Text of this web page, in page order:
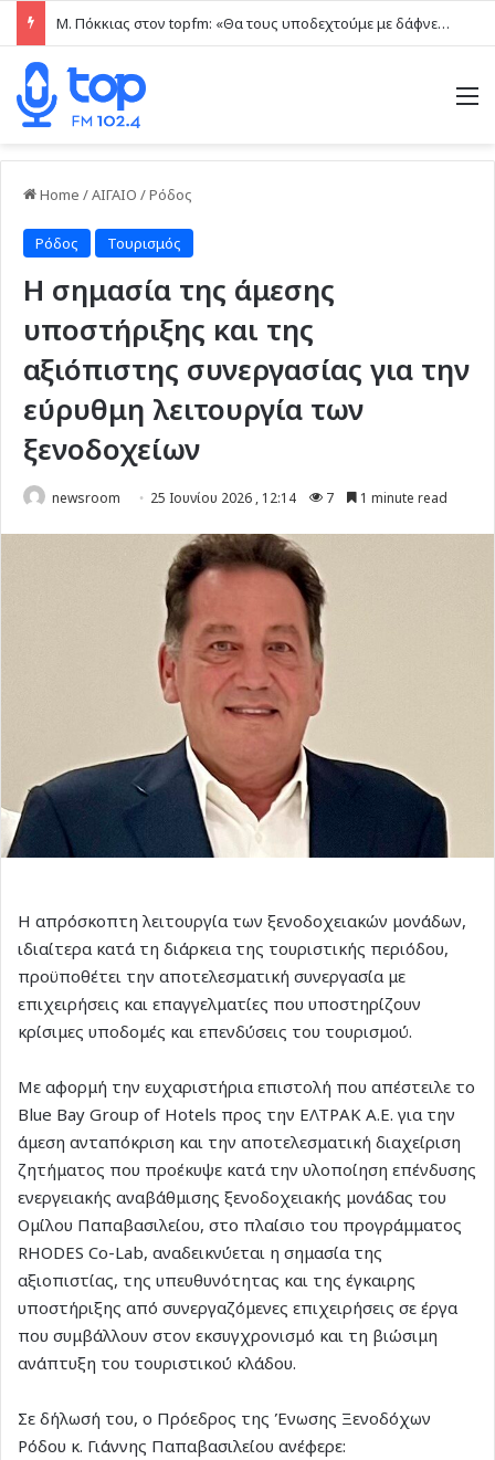
Μ. Πόκκιας στον topfm: «Θα τους υποδεχτούμε με δάφνες και πικροδάφνες» –Η ειρωνική “υποδοχή” στον υβριδικό σταθμό (ηχητικό)
Home /ΑΙΓΑΙΟ /Ρόδος
Ρόδος Τουρισμός
Η σημασία της άμεσης
υποστήριξης και της
αξιόπιστης συνεργασίας για την
εύρυθμη λειτουργία των
ξενοδοχείων
newsroom 25 Ιουνίου 2026 , 12:14 7 1 minute read
Η απρόσκοπτη λειτουργία των ξενοδοχειακών μονάδων,
ιδιαίτερα κατά τη διάρκεια της τουριστικής περιόδου,
προϋποθέτει την αποτελεσματική συνεργασία με
επιχειρήσεις και επαγγελματίες που υποστηρίζουν
κρίσιμες υποδομές και επενδύσεις του τουρισμού.
Με αφορμή την ευχαριστήρια επιστολή που απέστειλε το
Blue Bay Group of Hotels προς την ΕΛΤΡΑΚ Α.Ε. για την
άμεση ανταπόκριση και την αποτελεσματική διαχείριση
ζητήματος που προέκυψε κατά την υλοποίηση επένδυσης
ενεργειακής αναβάθμισης ξενοδοχειακής μονάδας του
Ομίλου Παπαβασιλείου, στο πλαίσιο του προγράμματος
RHODES Co-Lab, αναδεικνύεται η σημασία της
αξιοπιστίας, της υπευθυνότητας και της έγκαιρης
υποστήριξης από συνεργαζόμενες επιχειρήσεις σε έργα
που συμβάλλουν στον εκσυγχρονισμό και τη βιώσιμη
ανάπτυξη του τουριστικού κλάδου.
Σε δήλωσή του, ο Πρόεδρος της Ένωσης Ξενοδόχων
Ρόδου κ. Γιάννης Παπαβασιλείου ανέφερε: